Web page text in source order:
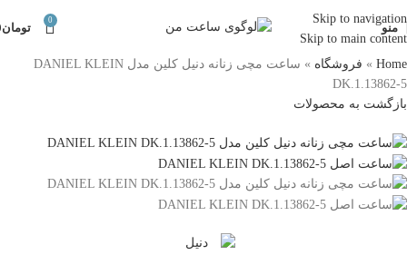
Skip to navigation
Skip to main content
منو
0
تومان
Home
» فروشگاه »
ساعت مچی زنانه دنیل کلین مدل DANIEL KLEIN
DK.1.13862-5
بازگشت به محصولات